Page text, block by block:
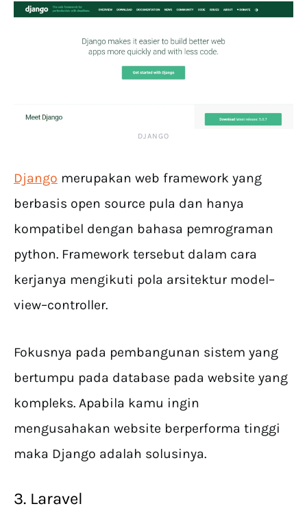
DJANGO
Django merupakan web framework yang
berbasis open source pula dan hanya
kompatibel dengan bahasa pemrograman
python. Framework tersebut dalam cara
kerjanya mengikuti pola arsitektur model–
view–controller.
Fokusnya pada pembangunan sistem yang
bertumpu pada database pada website yang
kompleks. Apabila kamu ingin
mengusahakan website berperforma tinggi
maka Django adalah solusinya.
3. Laravel